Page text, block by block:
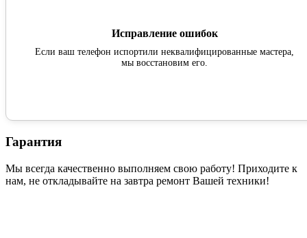
Исправление ошибок
Если ваш телефон испортили неквалифицированные мастера,
мы восстановим его.
Гарантия
Мы всегда качественно выполняем свою работу! Приходите к
нам, не откладывайте на завтра ремонт Вашей техники!